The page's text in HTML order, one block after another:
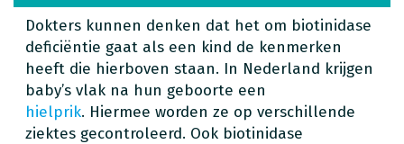
Dokters kunnen denken dat het om biotinidase
deficiëntie gaat als een kind de kenmerken
heeft die hierboven staan. In Nederland krijgen
baby’s vlak na hun geboorte een
hielprik. Hiermee worden ze op verschillende
ziektes gecontroleerd. Ook biotinidase